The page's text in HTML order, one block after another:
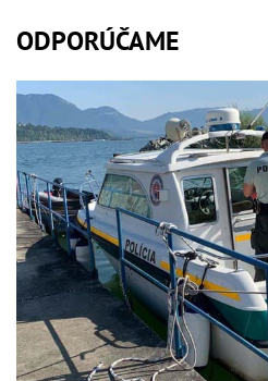
ODPORÚČAME